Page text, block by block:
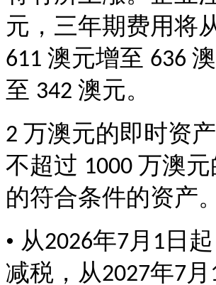
元，三年期费用将
611 澳元增至 636
至 342 澳元。
2 万澳元的即时资
不超过 1000 万澳
的符合条件的资产。
• 从2026年7月 1 日
减税，从2027年7月